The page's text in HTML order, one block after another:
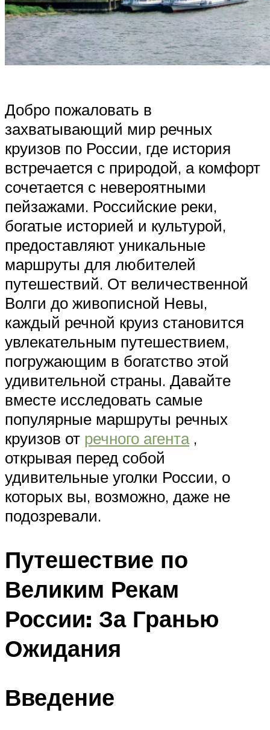
Добро пожаловать в
захватывающий мир речных
круизов по России, где история
встречается с природой, а комфорт
сочетается с невероятными
пейзажами. Российские реки,
богатые историей и культурой,
предоставляют уникальные
маршруты для любителей
путешествий. От величественной
Волги до живописной Невы,
каждый речной круиз становится
увлекательным путешествием,
погружающим в богатство этой
удивительной страны. Давайте
вместе исследовать самые
популярные маршруты речных
круизов от речного агента,
открывая перед собой
удивительные уголки России, о
которых вы, возможно, даже не
подозревали.
Путешествие по
Великим Рекам
России: За Гранью
Ожидания
Введение